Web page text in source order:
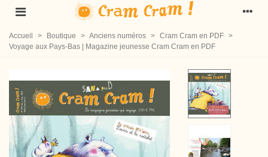
Accueil > Boutique > Anciens numéros > Cram Cram en PDF >
Voyage aux Pays-Bas | Magazine jeunesse Cram Cram en PDF